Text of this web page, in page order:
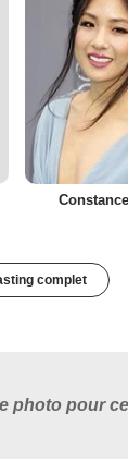
complet
photo pour